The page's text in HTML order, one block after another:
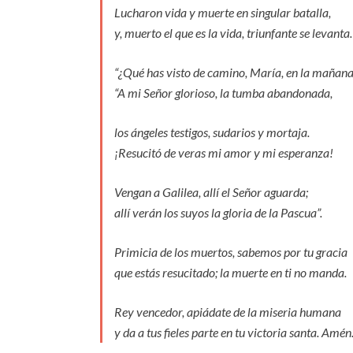
Lucharon vida y muerte en singular batalla,
y, muerto el que es la vida, triunfante se levanta.
“¿Qué has visto de camino, María, en la
“A mi Señor glorioso, la tumba abandonada,
los ángeles testigos, sudarios y mortaja.
¡Resucitó de veras mi amor y mi esperanza!
Vengan a Galilea, allí el Señor aguarda;
allí verán los suyos la gloria de la Pascua”.
Primicia de los muertos, sabemos por tu gracia
que estás resucitado; la muerte en ti no manda.
Rey vencedor, apiádate de la miseria humana
y da a tus fieles parte en tu victoria santa. Amén.